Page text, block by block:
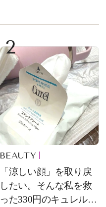
2
BEAUTY
「涼しい顔」を取り戻
したい。そんな私を救
った330円のキュレル名